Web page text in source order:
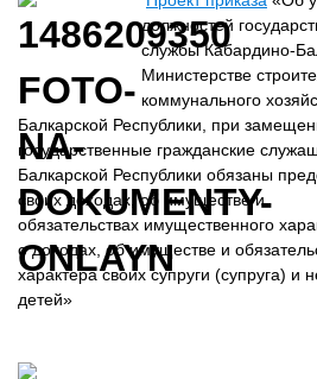
должностей
службы Кабардино-
Министерстве
коммунального
Балкарской Республики, при
государственные гражданские
Балкарской Республики обязаны
своих доходах, об имуществе и
обязательствах имущественного
о доходах, об имуществе и
характера своих супруги (супруга) и
детей»